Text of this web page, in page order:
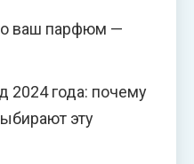
ваш парфюм —
2024 года: почему
эту